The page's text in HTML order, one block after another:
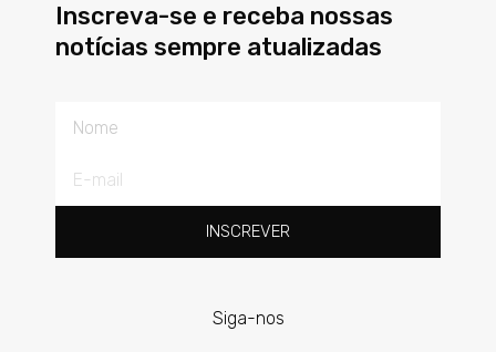
Inscreva-se e receba nossas
notícias sempre atualizadas
mail
INSCREVER
Siga-nos